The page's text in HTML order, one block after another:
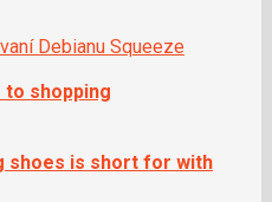
Debianu Squeeze
shopping
shoes is short for with